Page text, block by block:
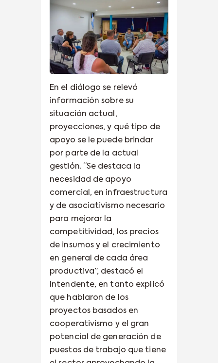
En el diálogo se relevó
información sobre su
situación actual,
proyecciones, y qué tipo de
apoyo se le puede brindar
por parte de la actual
gestión. “Se destaca la
necesidad de apoyo
comercial, en infraestructura
y de asociativismo necesario
para mejorar la
competitividad, los precios
de insumos y el crecimiento
en general de cada área
productiva”, destacó el
Intendente, en tanto explicó
que hablaron de los
proyectos basados en
cooperativismo y el gran
potencial de generación de
puestos de trabajo que tiene